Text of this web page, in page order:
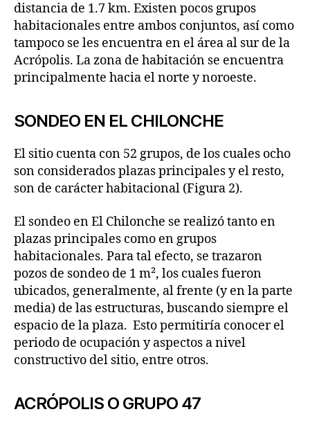
distancia de 1.7 km. Existen pocos grupos
habitacionales entre ambos conjuntos, así como
tampoco se les encuentra en el área al sur de la
Acrópolis. La zona de habitación se encuentra
principalmente hacia el norte y noroeste.
SONDEO EN EL CHILONCHE
El sitio cuenta con 52 grupos, de los cuales ocho
son considerados plazas principales y el resto,
son de carácter habitacional (Figura 2).
El sondeo en El Chilonche se realizó tanto en
plazas principales como en grupos
habitacionales. Para tal efecto, se trazaron
pozos de sondeo de 1 m², los cuales fueron
ubicados, generalmente, al frente (y en la parte
media) de las estructuras, buscando siempre el
espacio de la plaza. Esto permitiría conocer el
periodo de ocupación y aspectos a nivel
constructivo del sitio, entre otros.
ACRÓPOLIS O GRUPO 47